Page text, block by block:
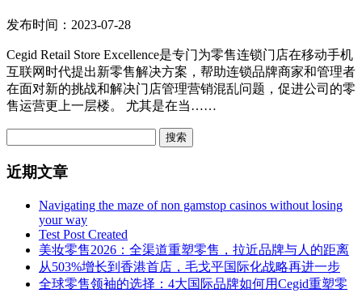
发布时间：2023-07-28
Cegid Retail Store Excellence是专门为零售连锁门店在移动手机
互联网时代提出新零售解决方案，帮助连锁品牌商家和管理者
在面对新的挑战和解决门店管理营销混乱问题，促进公司的零
售运营更上一层楼。 尤其是在当……
搜索
近期文章
Navigating the maze of non gamstop casinos without losing
your way
Test Post Created
美妆零售2026：全渠道重塑零售，拉近品牌与人的距离
从503%增长到香港首店，毛戈平国际化战略再进一步
全球零售领袖的选择：4大国际品牌如何用Cegid重塑零